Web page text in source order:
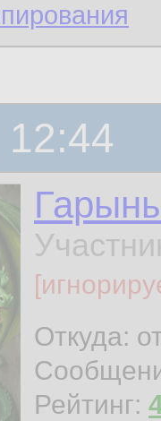
Откуда:
Рейтинг: